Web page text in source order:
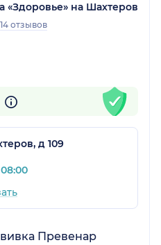
«Здоровье» на Шахтеров
14 отзывов
д 109
Превенар